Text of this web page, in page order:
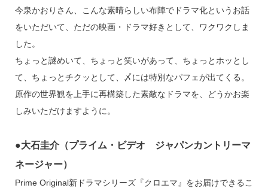
今泉かおりさん、こんな素晴らしい布陣でドラマ化というお話
をいただいて、ただの映画・ドラマ好きとして、ワクワクしま
した。
ちょっと謎めいて、ちょっと笑いがあって、ちょっとホッとし
て、ちょっとチクッとして、〆には特別なパフェが出てくる。
原作の世界観を上手に再構築した素敵なドラマを、どうかお楽
しみいただけますように。
●大石圭介（プライム・ビデオ ジャパンカントリーマ
ネージャー）
Prime Original新ドラマシリーズ『クロエマ』をお届けできるこ